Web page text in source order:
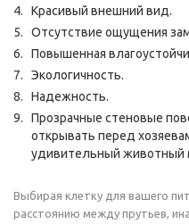
Красивый внешний вид.
Отсутствие ощущения
Повышенная
Экологичность.
Надежность.
Прозрачные стеновые
открывать перед
удивительный животный
Выбирая клетку для вашего
расстоянию между прутьев,